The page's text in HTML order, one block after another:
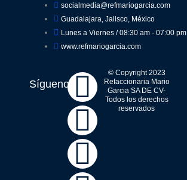
socialmedia@refmariogarcia.com
Guadalajara, Jalisco, México
Lunes a Viernes / 08:30 am - 07:00 pm
www.refmariogarcia.com
Síguenos
F
a
c
Y
o
u
W
h
a
I
n
s
© Copyright 2023
Refaccionaria Mario
Garcia SA DE CV-
Todos los derechos
reservados